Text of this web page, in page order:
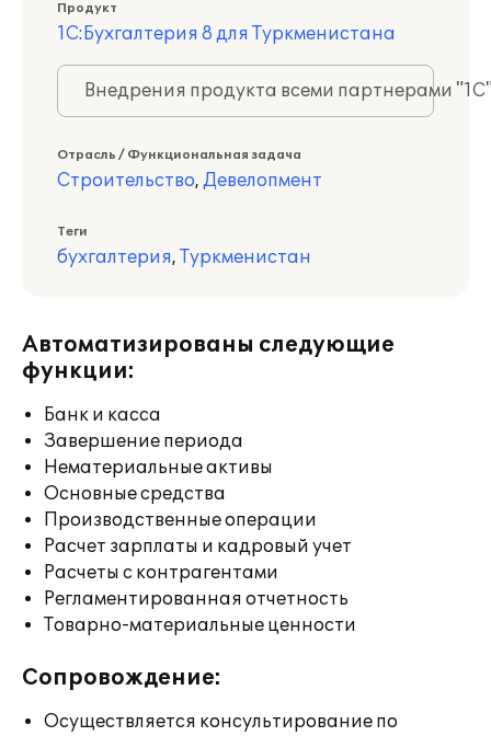
Продукт
1С:Бухгалтерия 8 для Туркменистана
Внедрения продукта всеми партнерами
Отрасль / Функциональная задача
Строительство, Девелопмент
Теги
бухгалтерия, Туркменистан
Автоматизированы следующие
функции:
Банк и касса
Завершение периода
Нематериальные активы
Основные средства
Производственные операции
Расчет зарплаты и кадровый учет
Расчеты с контрагентами
Регламентированная отчетность
Товарно-материальные ценности
Сопровождение:
Осуществляется консультирование по